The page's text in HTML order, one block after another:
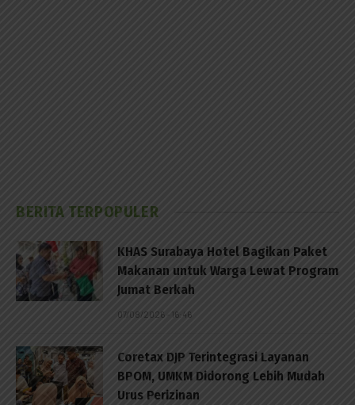
BERITA TERPOPULER
KHAS Surabaya Hotel Bagikan Paket
Makanan untuk Warga Lewat Program
Jumat Berkah
07/08/2026 - 16:46
Coretax DJP Terintegrasi Layanan
BPOM, UMKM Didorong Lebih Mudah
Urus Perizinan